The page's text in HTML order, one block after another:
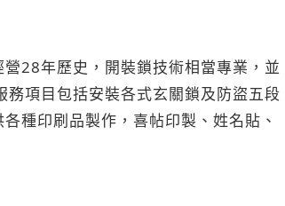
28年歷史，開裝鎖技術相當專業，並
項目包括安裝各式玄關鎖及防盜五段
種印刷品製作，喜帖印製、姓名貼、